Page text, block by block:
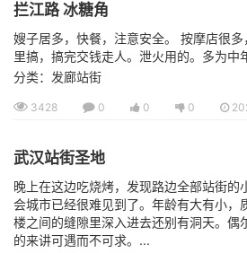
拦江路 冰糖角
嫂子居多，快餐，注意安全。 按摩店很
里搞，搞完交钱走人。泄火用的。多为中
分类：发廊站街
3428 0 0 0
武汉站街圣地
晚上在这边吃烧烤，发现路边全部站街的
会城市已经很难见到了。年龄有大有小，
楼之间的缝隙里深入进去还别有洞天。偶
的来讲可遇而不可求。...